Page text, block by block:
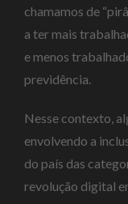
chamamos de
a ter mais
e menos
previdência.
Nesse contexto,
envolvendo a
do país das
revolução digital